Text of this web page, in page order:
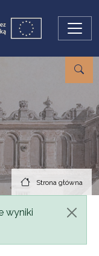
Strona główna
wyniki